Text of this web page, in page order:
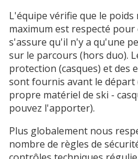
L'équipe vérifie que le poids
maximum est respecté
s'assure qu'il n'y a qu'une
sur le parcours (hors duo).
protection (casques) et des
sont fournis avant le départ
propre matériel de ski -
pouvez l'apporter).
Plus globalement nous
nombre de règles de